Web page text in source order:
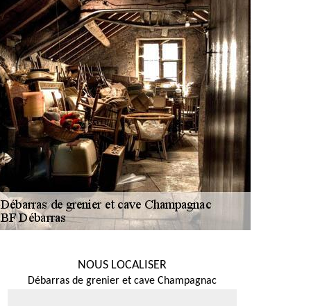
NOUS LOCALISER
Débarras de grenier et cave Champagnac